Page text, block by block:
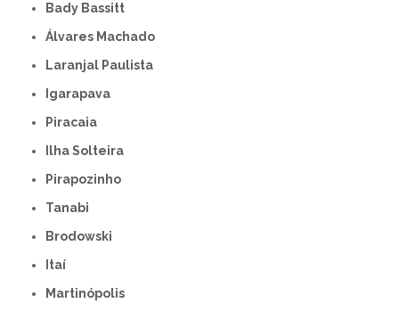
Bady Bassitt
Álvares Machado
Laranjal Paulista
Igarapava
Piracaia
Ilha Solteira
Pirapozinho
Tanabi
Brodowski
Itaí
Martinópolis